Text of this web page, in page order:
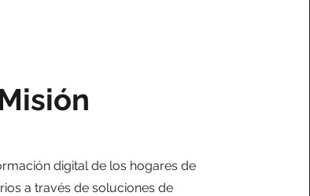
digital de los hogares de
a través de soluciones de